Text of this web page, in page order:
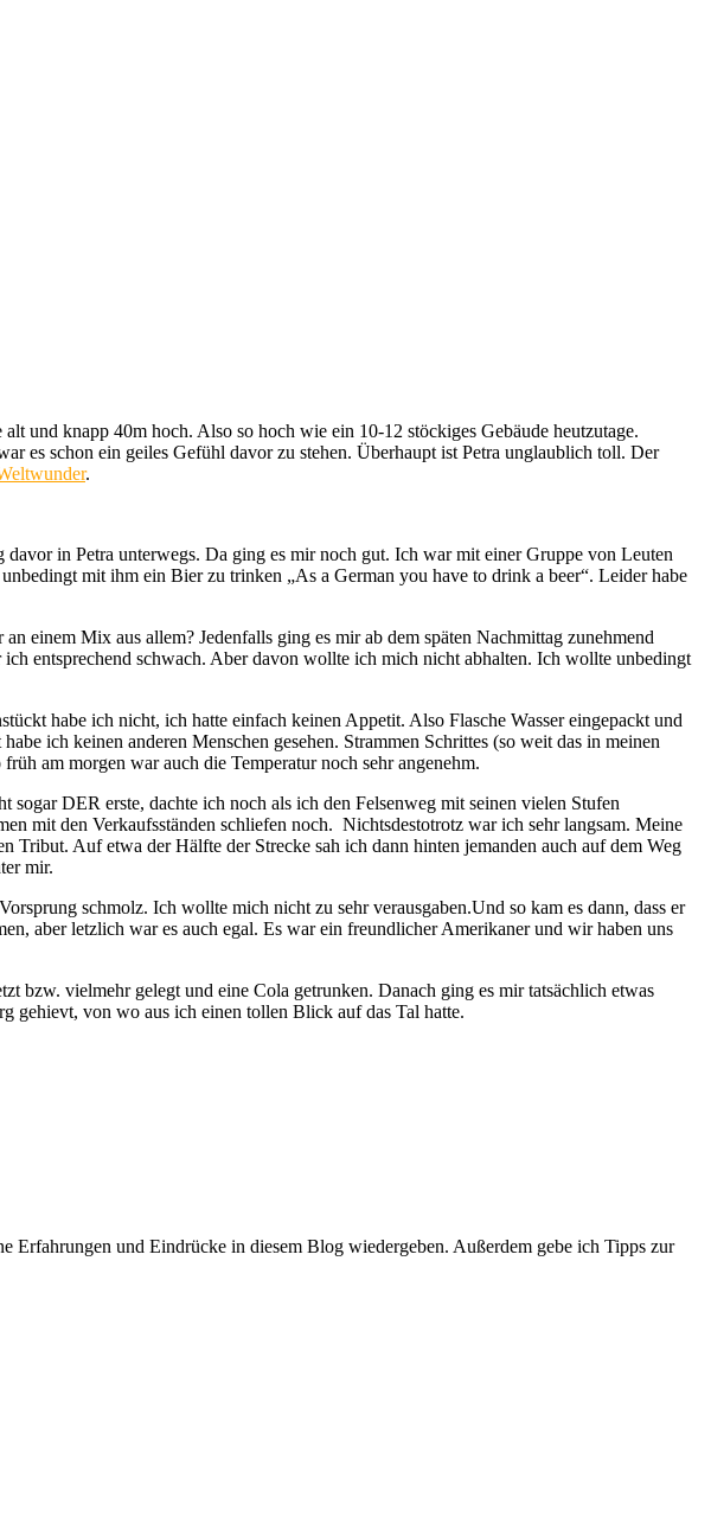
und knapp 40m hoch. Also so hoch wie ein 10-12 stöckiges Gebäude heutzutage.
es schon ein geiles Gefühl davor zu stehen. Überhaupt ist Petra unglaublich toll. Der
.
in Petra unterwegs. Da ging es mir noch gut. Ich war mit einer Gruppe von Leuten
mit ihm ein Bier zu trinken „As a German you have to drink a beer“. Leider habe
einem Mix aus allem? Jedenfalls ging es mir ab dem späten Nachmittag zunehmend
entsprechend schwach. Aber davon wollte ich mich nicht abhalten. Ich wollte unbedingt
habe ich nicht, ich hatte einfach keinen Appetit. Also Flasche Wasser eingepackt und
ich keinen anderen Menschen gesehen. Strammen Schrittes (so weit das in meinen
am morgen war auch die Temperatur noch sehr angenehm.
DER erste, dachte ich noch als ich den Felsenweg mit seinen vielen Stufen
mit den Verkaufsständen schliefen noch. Nichtsdestotrotz war ich sehr langsam. Meine
Tribut. Auf etwa der Hälfte der Strecke sah ich dann hinten jemanden auch auf dem Weg
mir.
schmolz. Ich wollte mich nicht zu sehr verausgaben.Und so kam es dann, dass er
aber letzlich war es auch egal. Es war ein freundlicher Amerikaner und wir haben uns
bzw. vielmehr gelegt und eine Cola getrunken. Danach ging es mir tatsächlich etwas
gehievt, von wo aus ich einen tollen Blick auf das Tal hatte.
Erfahrungen und Eindrücke in diesem Blog wiedergeben. Außerdem gebe ich Tipps zur